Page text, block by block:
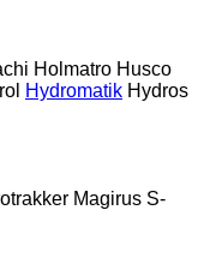
Holmatro Husco
Hydromatik Hydros
Magirus S-